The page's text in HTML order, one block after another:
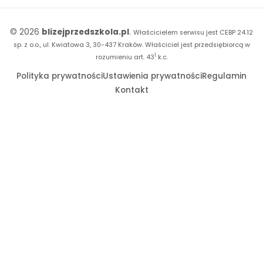
Dookoła Polski
Sprintem do maratonu
Instagram
© 2026 blizejprzedszkola.pl. Właścicielem serwisu jest CEBP 24.12
sp. z o.o., ul. Kwiatowa 3, 30-437 Kraków.Właściciel jest przedsiębiorcą w
rozumieniu art. 431 k.c.
Polityka prywatnościUstawienia prywatnościRegulamin
Kontakt